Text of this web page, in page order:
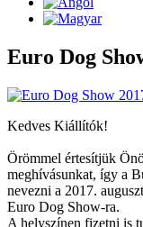
Euro Dog
Kedves Kiállítók!
Örömmel értesítjük
meghívásunkat, így a
nevezni a 2017.
Euro Dog Show-ra.
A helyszínen fizetni is